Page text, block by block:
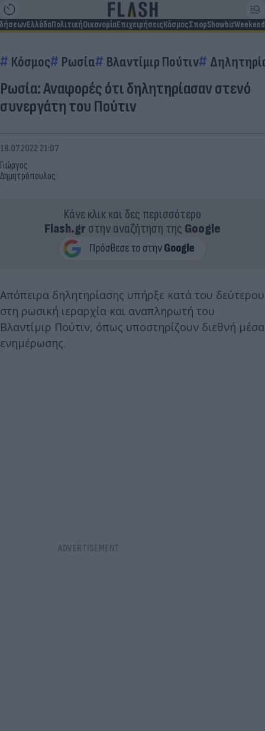
ΕλλάδαΠολιτικήΟικονομίαΕπιχειρήσειςΚόσμοςΣπορShowbizWeekend
Κόσμος Ρωσία Βλαντίμιρ Πούτιν
Ρωσία: Αναφορές ότι δηλητηρίασαν στενό
συνεργάτη του Πούτιν
Γιώργος
Δημητρόπουλος
18.07.2022 21:07
Κάνε κλικ και δες περισσότερο
Flash.grστην αναζήτηση της Google
Απόπειρα δηλητηρίασης υπήρξε κατά του δεύτερου
στη ρωσική ιεραρχία και αναπληρωτή του
Βλαντίμιρ Πούτιν, όπως υποστηρίζουν διεθνή μέσα
ενημέρωσης.